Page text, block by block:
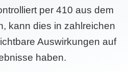
per 410 aus dem
kann dies in zahlreichen
Auswirkungen auf
haben.